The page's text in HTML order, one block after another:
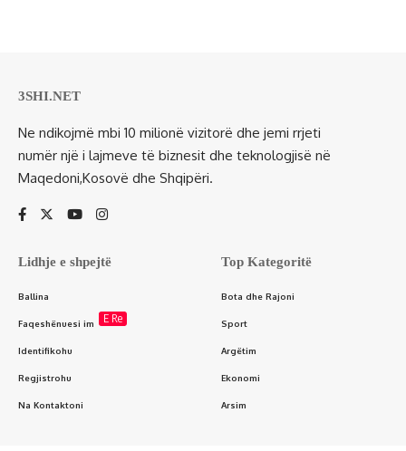
3SHI.NET
Ne ndikojmë mbi 10 milionë vizitorë dhe jemi rrjeti
numër një i lajmeve të biznesit dhe teknologjisë në
Maqedoni,Kosovë dhe Shqipëri.
Lidhje e shpejtë
Ballina
Faqeshënuesi im E Re
Identifikohu
Regjistrohu
Na Kontaktoni
Top Kategoritë
Bota dhe Rajoni
Sport
Argëtim
Ekonomi
Arsim